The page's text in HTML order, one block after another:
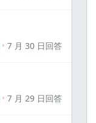
7 月 30 日回答
7 月 29 日回答